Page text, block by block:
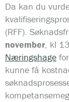
Da kan du
(RFF).
november, kl
Næringshage
kunne få